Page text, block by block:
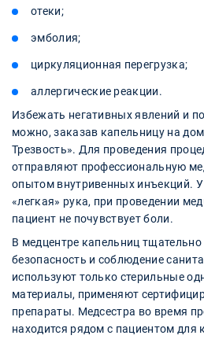
отеки;
эмболия;
циркуляционная перегрузка;
аллергические реакции.
Избежать негативных явлений и
можно, заказав капельницу на
Трезвость». Для проведения
отправляют профессиональную
опытом внутривенных инъекций.
«легкая» рука, при проведении
пациент не почувствует боли.
В медцентре капельниц
безопасность и соблюдение
используют только стерильные
материалы, применяют
препараты. Медсестра во время
находится рядом с пациентом для